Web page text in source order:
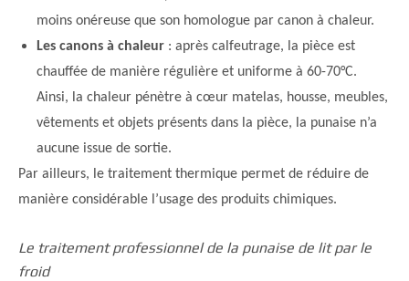
moins onéreuse que son homologue par canon à chaleur.
Les canons à chaleur : après calfeutrage, la pièce est
chauffée de manière régulière et uniforme à 60-70°C.
Ainsi, la chaleur pénètre à cœur matelas, housse, meubles,
vêtements et objets présents dans la pièce, la punaise n’a
aucune issue de sortie.
Par ailleurs, le traitement thermique permet de réduire de
manière considérable l’usage des produits chimiques.
Le traitement professionnel de la punaise de lit par le
froid